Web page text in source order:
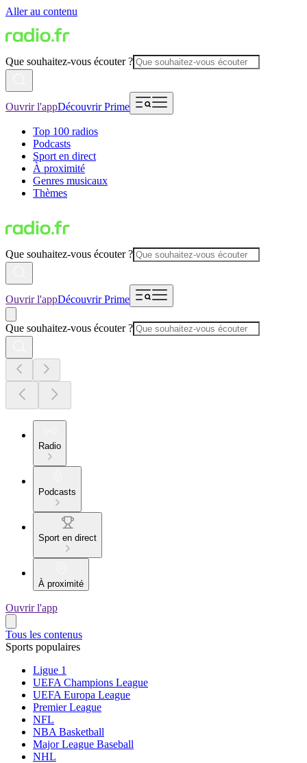
Aller au contenu
Que souhaitez-vous écouter ?
Ouvrir l'appDécouvrir Prime
Top 100 radios
Podcasts
Sport en direct
À proximité
Genres musicaux
Thèmes
Que souhaitez-vous écouter ?
Ouvrir l'appDécouvrir Prime
Que souhaitez-vous écouter ?
Radio
Podcasts
Sport en direct
À proximité
Ouvrir l'app
Tous les contenus
Sports populaires
Ligue 1
UEFA Champions League
UEFA Europa League
Premier League
NFL
NBA Basketball
Major League Baseball
NHL